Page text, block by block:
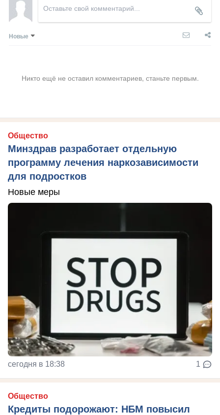
Новые
Никто ещё не оставил комментариев, станьте первым.
Общество
Минздрав разработает отдельную
программу лечения наркозависимости
для подростков
Новые меры
сегодня в 18:38 1
Общество
Кредиты подорожают: НБМ повысил